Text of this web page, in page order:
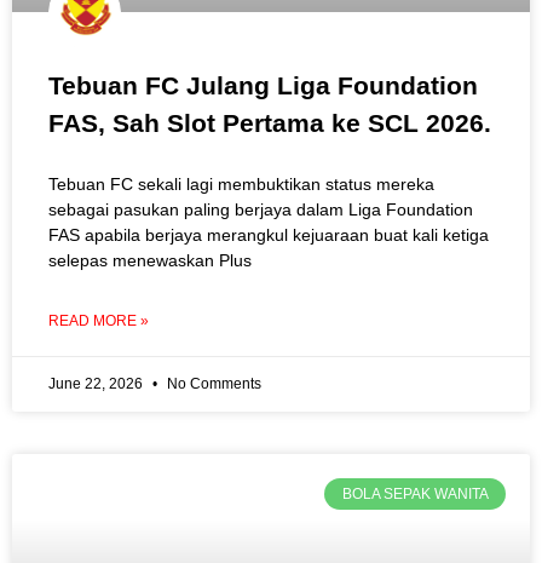
Tebuan FC Julang Liga Foundation
FAS, Sah Slot Pertama ke SCL 2026.
Tebuan FC sekali lagi membuktikan status mereka
sebagai pasukan paling berjaya dalam Liga Foundation
FAS apabila berjaya merangkul kejuaraan buat kali ketiga
selepas menewaskan Plus
READ MORE »
June 22, 2026 No Comments
BOLA SEPAK WANITA